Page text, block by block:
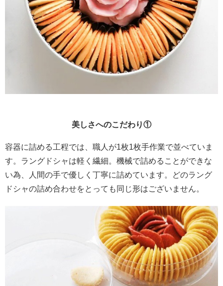
美しさへのこだわり①
容器に詰める工程では、職人が1枚1枚手作業で並べていま
す。ラングドシャは軽く繊細。機械で詰めることができな
い為、人間の手で優しく丁寧に詰めています。どのラング
ドシャの詰め合わせをとっても同じ形はございません。